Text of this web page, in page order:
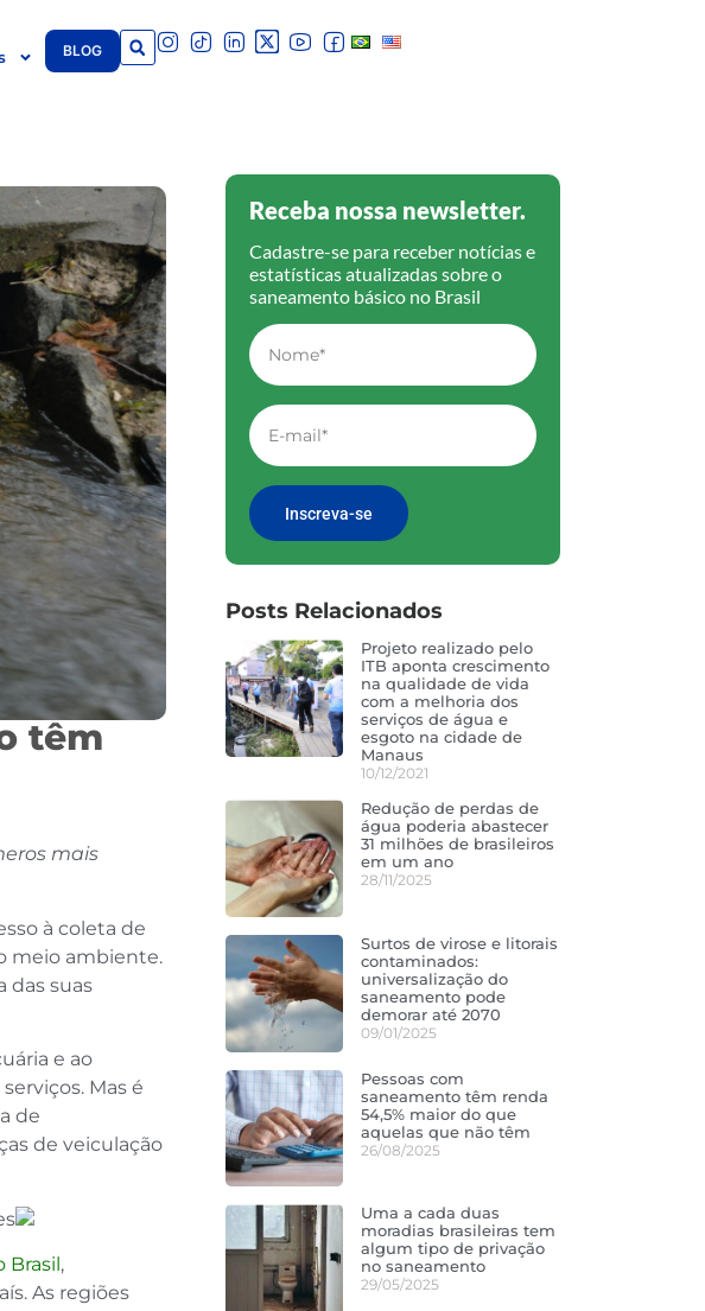
BLOG
têm
mais
à coleta de
meio ambiente.
das suas
e ao
Mas é
de
de veiculação
Brasil,
As regiões
Receba nossa newsletter.
Cadastre-se para receber notícias e
estatísticas atualizadas sobre o
saneamento básico no Brasil
Inscreva-se
Posts Relacionados
Projeto realizado pelo
ITB aponta crescimento
na qualidade de vida
com a melhoria dos
serviços de água e
esgoto na cidade de
Manaus
10/12/2021
Redução de perdas de
água poderia abastecer
31 milhões de brasileiros
em um ano
28/11/2025
Surtos de virose e litorais
contaminados:
universalização do
saneamento pode
demorar até 2070
09/01/2025
Pessoas com
saneamento têm renda
54,5% maior do que
aquelas que não têm
26/08/2025
Uma a cada duas
moradias brasileiras tem
algum tipo de privação
no saneamento
29/05/2025